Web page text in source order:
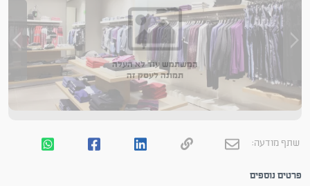
המשתמש עוד לא העלה
תמונה לעסק זה
שתף מודעה:
פרטים נוספים